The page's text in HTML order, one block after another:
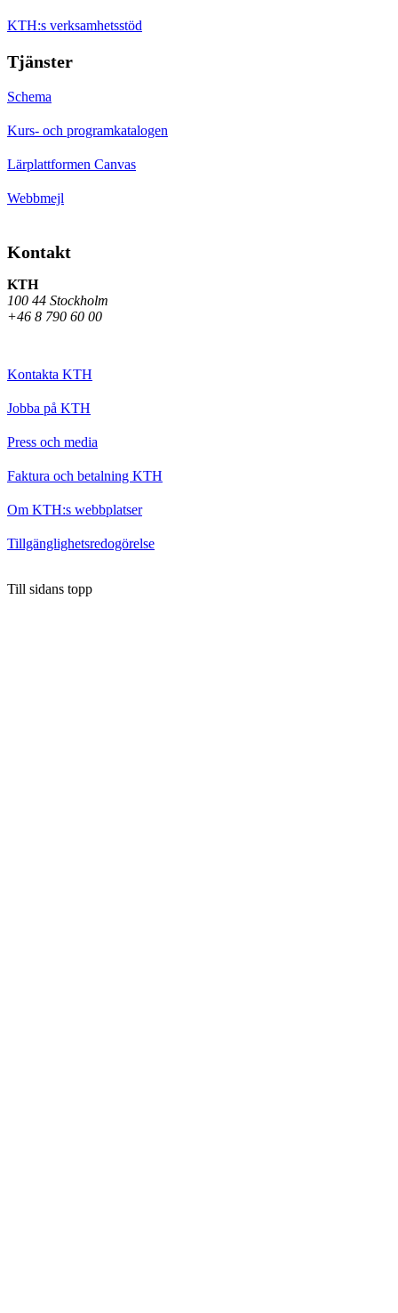
KTH:s verksamhetsstöd
Tjänster
Schema
Kurs- och programkatalogen
Lärplattformen Canvas
Webbmejl
Kontakt
KTH
100 44 Stockholm
+46 8 790 60 00
Kontakta KTH
Jobba på KTH
Press och media
Faktura och betalning KTH
Om KTH:s webbplatser
Tillgänglighetsredogörelse
Till sidans topp